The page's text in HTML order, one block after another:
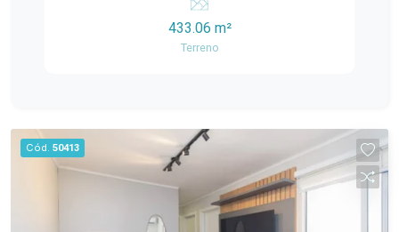
projeto residencial de alto padrão Excelente
aproveitamento do terreno Ideal para quem busca
conforto, privacidade e qualidade de vida Invista
433.06 m²
Terreno
Cód. 50413